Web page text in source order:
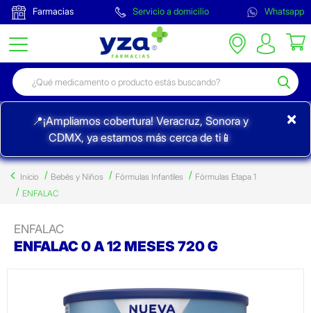
Farmacias Servicio a domicilio Whatsapp
📍¡Ampliamos cobertura! Veracruz, Sonora y
CDMX, ya estamos más cerca de ti📱
×
Inicio Bebés y Niños Fórmulas Infantiles
Fórmulas Etapa 1
ENFALAC
ENFALAC
ENFALAC 0 A 12 MESES 720 G